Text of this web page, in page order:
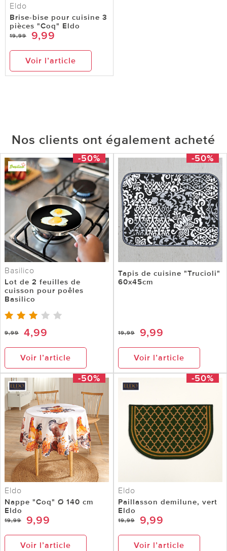
Eldo
Brise-bise pour cuisine 3
pièces "Coq" Eldo
19,99 9,99
Voir l’article
Nos clients ont également acheté
-50%
Basilico
Lot de 2 feuilles de
cuisson pour poêles
Basilico
9,99 4,99
Voir l’article
-50%
Tapis de cuisine "Trucioli"
60x45cm
19,99 9,99
Voir l’article
-50%
Eldo
Nappe "Coq" Ø 140 cm
Eldo
19,99 9,99
Voir l’article
-50%
Eldo
Paillasson demilune, vert
Eldo
19,99 9,99
Voir l’article